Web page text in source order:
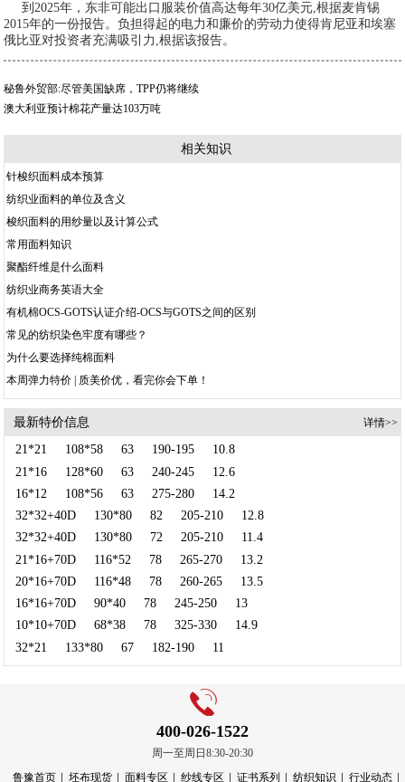
到2025年，东非可能出口服装价值高达每年30亿美元,根据麦肯锡
2015年的一份报告。负担得起的电力和廉价的劳动力使得肯尼亚和埃塞
俄比亚对投资者充满吸引力,根据该报告。
秘鲁外贸部:尽管美国缺席，TPP仍将继续
澳大利亚预计棉花产量达103万吨
相关知识
针梭织面料成本预算
纺织业面料的单位及含义
梭织面料的用纱量以及计算公式
常用面料知识
聚酯纤维是什么面料
纺织业商务英语大全
有机棉OCS-GOTS认证介绍-OCS与GOTS之间的区别
常见的纺织染色牢度有哪些？
为什么要选择纯棉面料
本周弹力特价 | 质美价优，看完你会下单！
最新特价信息 详情>>
21*21 108*58 63 190-195
10.8
21*16
128*60 63 240-245
12.6
16*12
108*56 63 275-280
14.2
32*32+40D
130*80 82 205-210
12.8
32*32+40D
130*80 72 205-210
11.4
21*16+70D
116*52 78 265-270
13.2
20*16+70D
116*48 78 260-265
13.5
16*16+70D
90*40 78 245-250
13
10*10+70D
68*38 78 325-330
14.9
32*21
133*80 67 182-190 11
400-026-1522
周一至周日8:30-20:30
鲁豫首页
坯布现货 面料专区 纱线专区 证书系列 纺织知识 行业动态